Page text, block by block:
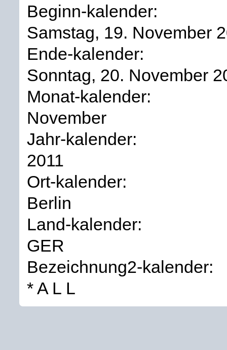
Beginn-kalender:
Samstag, 19. November
Ende-kalender:
Sonntag, 20. November
Monat-kalender:
November
Jahr-kalender:
2011
Ort-kalender:
Berlin
Land-kalender:
GER
Bezeichnung2-kalender:
* A L L